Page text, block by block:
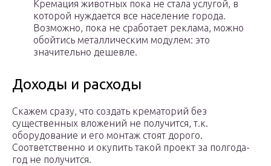
Кремация животных пока не стала услугой, в
которой нуждается все население города.
Возможно, пока не сработает реклама, можно
обойтись металлическим модулем: это
значительно дешевле.
Доходы и расходы
Скажем сразу, что создать крематорий без
существенных вложений не получится, т.к.
оборудование и его монтаж стоят дорого.
Соответственно и окупить такой проект за полгода-
год не получится.